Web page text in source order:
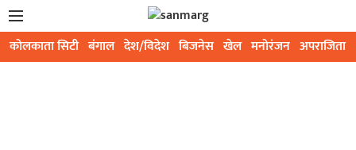
कोलकाता सिटी बंगाल देश/विदेश बिजनेस खेल मनोरंजन अपराजिता